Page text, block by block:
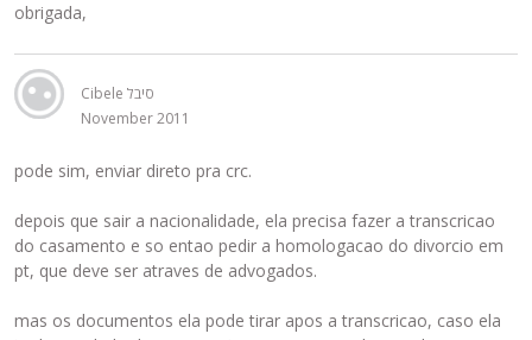
obrigada,
Cibele סיבל
November 2011
pode sim, enviar direto pra crc.
depois que sair a nacionalidade, ela precisa fazer a transcricao
do casamento e so entao pedir a homologacao do divorcio em
pt, que deve ser atraves de advogados.
mas os documentos ela pode tirar apos a transcricao, caso ela